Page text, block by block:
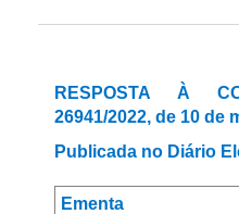
RESPOSTA À
26941/2022, de 10 de
Publicada no Diário
Ementa